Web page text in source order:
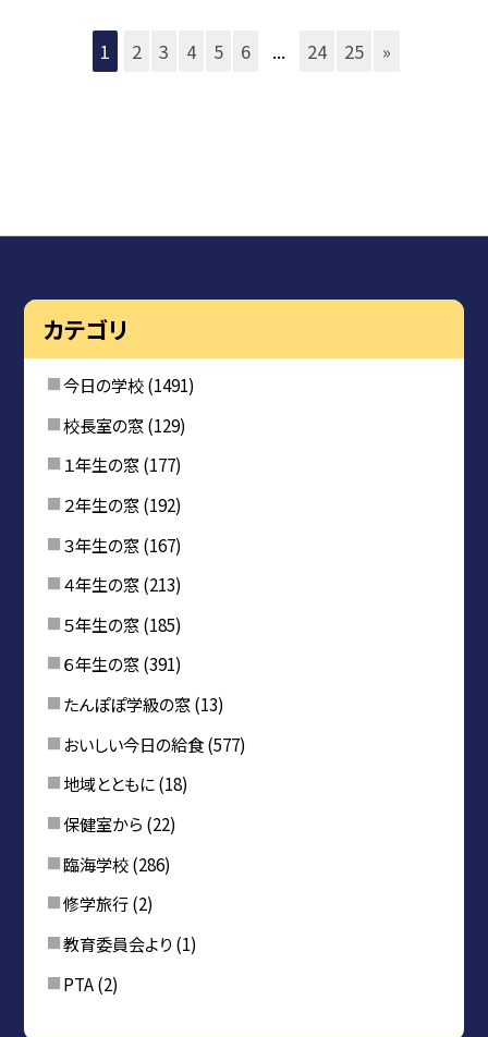
1 2 3 4 5 6 ... 24 25 »
カテゴリ
今日の学校(1491)
校長室の窓(129)
１年生の窓(177)
２年生の窓(192)
３年生の窓(167)
４年生の窓(213)
５年生の窓(185)
６年生の窓(391)
たんぽぽ学級の窓(13)
おいしい今日の給食(577)
地域とともに(18)
保健室から (22)
臨海学校(286)
修学旅行(2)
教育委員会より (1)
PTA(2)